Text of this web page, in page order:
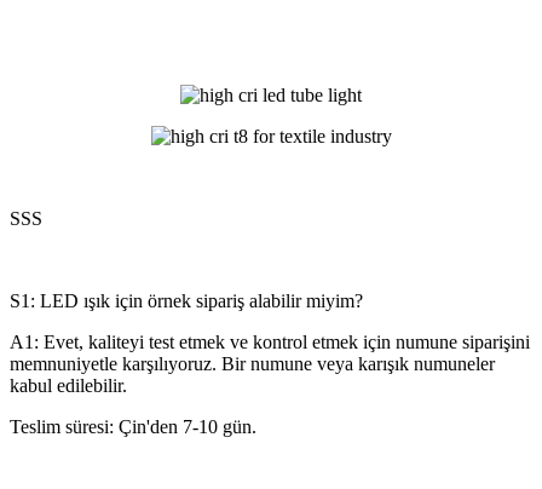
SSS
S1: LED ışık için örnek sipariş alabilir miyim?
A1: Evet, kaliteyi test etmek ve kontrol etmek için numune siparişini
memnuniyetle karşılıyoruz. Bir numune veya karışık numuneler
kabul edilebilir.
Teslim süresi: Çin'den 7-10 gün.